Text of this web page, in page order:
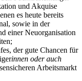
und Akquise
es heute bereits
sowie in der
einer Neuorganisation
der gute Chancen für
innen oder auch
Arbeitsmarkt